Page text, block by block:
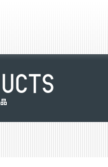
UCTS
品